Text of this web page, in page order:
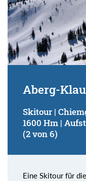
Aberg-
Skitour |
1600 Hm |
(2 von 6)
Eine Skitour für